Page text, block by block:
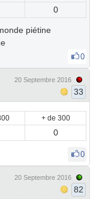
0
piétine
0
20 Septembre 2016
33
+ de 300
0
0
20 Septembre 2016
82